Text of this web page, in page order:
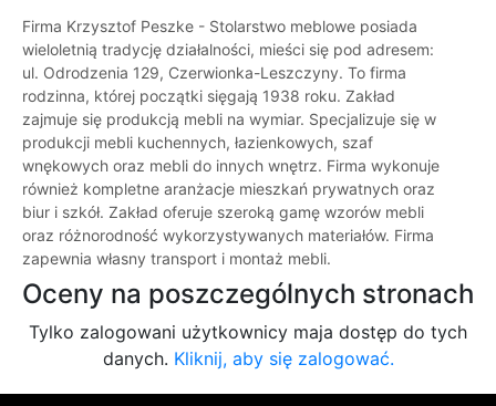
Firma Krzysztof Peszke - Stolarstwo meblowe posiada
wieloletnią tradycję działalności, mieści się pod adresem:
ul. Odrodzenia 129, Czerwionka-Leszczyny. To firma
rodzinna, której początki sięgają 1938 roku. Zakład
zajmuje się produkcją mebli na wymiar. Specjalizuje się w
produkcji mebli kuchennych, łazienkowych, szaf
wnękowych oraz mebli do innych wnętrz. Firma wykonuje
również kompletne aranżacje mieszkań prywatnych oraz
biur i szkół. Zakład oferuje szeroką gamę wzorów mebli
oraz różnorodność wykorzystywanych materiałów. Firma
zapewnia własny transport i montaż mebli.
Oceny na poszczególnych stronach
Tylko zalogowani użytkownicy maja dostęp do tych
danych. Kliknij, aby się zalogować.